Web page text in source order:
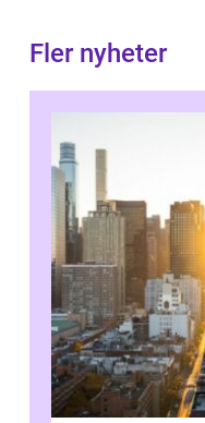
Fler nyheter